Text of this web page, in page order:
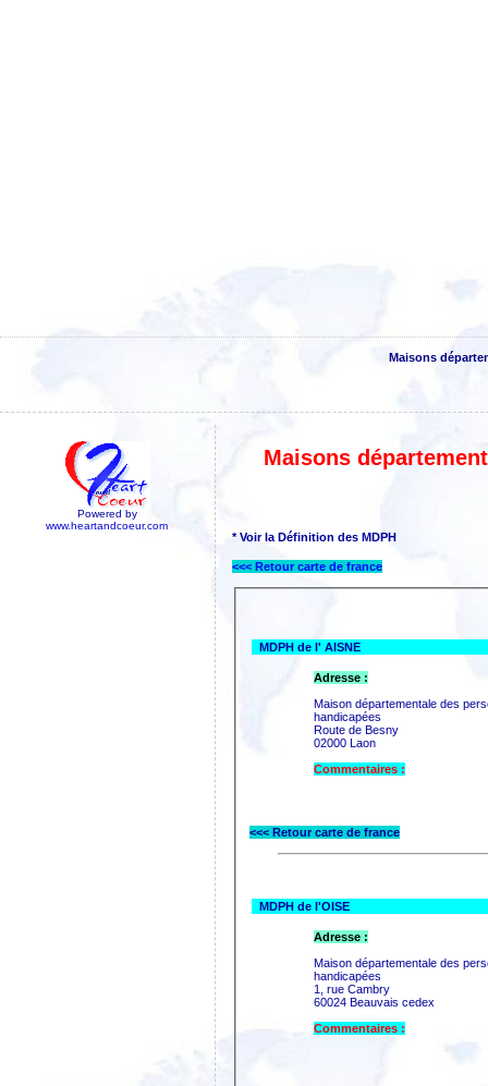
Maisons
Powered by
www.heartandcoeur.com
Maisons
* Voir la Définition des MDPH
<<< Retour carte de france
MDPH de l' AISNE
Adresse :
Maison départementale des
handicapées
Route de Besny
02000 Laon
Commentaires :
<<< Retour carte de france
MDPH de l'OISE
Adresse :
Maison départementale des
handicapées
1, rue Cambry
60024 Beauvais cedex
Commentaires :